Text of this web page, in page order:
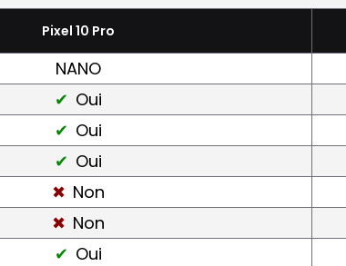
Pixel 10 Pro
NANO
Oui
Oui
Oui
Non
Non
Oui